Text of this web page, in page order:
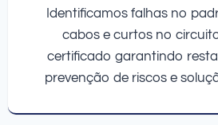
Identificamos falhas no
cabos e curtos no
certificado garantindo
prevenção de riscos e